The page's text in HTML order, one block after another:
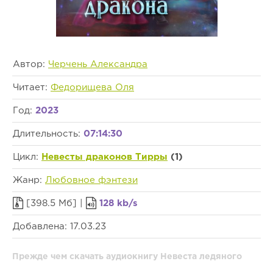
Автор: Черчень Александра
Читает: Федорищева Оля
Год: 2023
Длительность: 07:14:30
Цикл: Невесты драконов Тирры (1)
Жанр: Любовное фэнтези
[398.5 Мб] | 128 kb/s
Добавлена: 17.03.23
Прежде чем скачать аудиокнигу Невеста ледяного